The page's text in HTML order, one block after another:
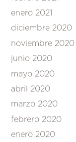
enero 2021
diciembre 2020
noviembre 2020
junio 2020
mayo 2020
abril 2020
marzo 2020
febrero 2020
enero 2020